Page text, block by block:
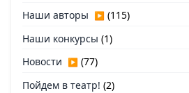
Наши авторы ▶ (115)
Наши конкурсы (1)
Новости ▶ (77)
Пойдем в театр! (2)